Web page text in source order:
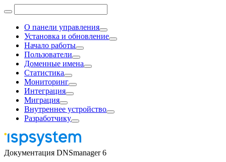
О панели управления
Установка и обновление
Начало работы
Пользователи
Доменные имена
Статистика
Мониторинг
Интеграция
Миграция
Внутреннее устройство
Разработчику
Документация DNSmanager 6